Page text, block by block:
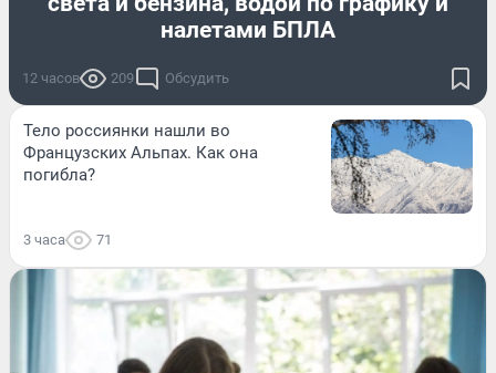
налетами БПЛА
12 часов 209 Обсудить
Тело россиянки нашли во
Французских Альпах. Как она
погибла?
3 часа 71